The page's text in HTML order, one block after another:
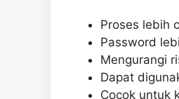
Proses lebih
Password
Mengurangi
Dapat
Cocok untuk